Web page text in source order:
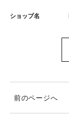
ショップ名
前のページへ